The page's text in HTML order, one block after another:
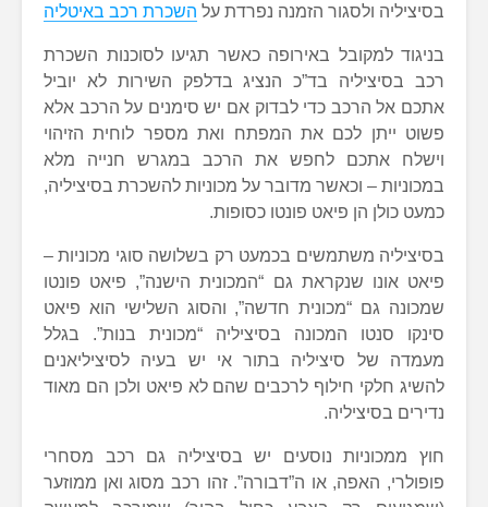
בסיציליה ולסגור הזמנה נפרדת על השכרת רכב באיטליה
בניגוד למקובל באירופה כאשר תגיעו לסוכנות השכרת
רכב בסיציליה בד”כ הנציג בדלפק השירות לא יוביל
אתכם אל הרכב כדי לבדוק אם יש סימנים על הרכב אלא
פשוט ייתן לכם את המפתח ואת מספר לוחית הזיהוי
וישלח אתכם לחפש את הרכב במגרש חנייה מלא
במכוניות – וכאשר מדובר על מכוניות להשכרת בסיציליה,
כמעט כולן הן פיאט פונטו כסופות.
בסיציליה משתמשים בכמעט רק בשלושה סוגי מכוניות –
פיאט אונו שנקראת גם “המכונית הישנה”, פיאט פונטו
שמכונה גם “מכונית חדשה”, והסוג השלישי הוא פיאט
סינקו סנטו המכונה בסיציליה “מכונית בנות”. בגלל
מעמדה של סיציליה בתור אי יש בעיה לסיציליאנים
להשיג חלקי חילוף לרכבים שהם לא פיאט ולכן הם מאוד
נדירים בסיציליה.
חוץ ממכוניות נוסעים יש בסיציליה גם רכב מסחרי
פופולרי, האפה, או ה”דבורה”. זהו רכב מסוג ואן ממוזער